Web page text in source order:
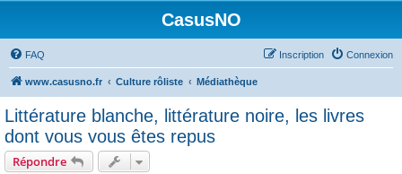
CasusNO
FAQ Connexion
Inscription
www.casusno.fr Culture rôliste Médiathèque
Littérature blanche, littérature noire, les livres
dont vous vous êtes repus
Répondre